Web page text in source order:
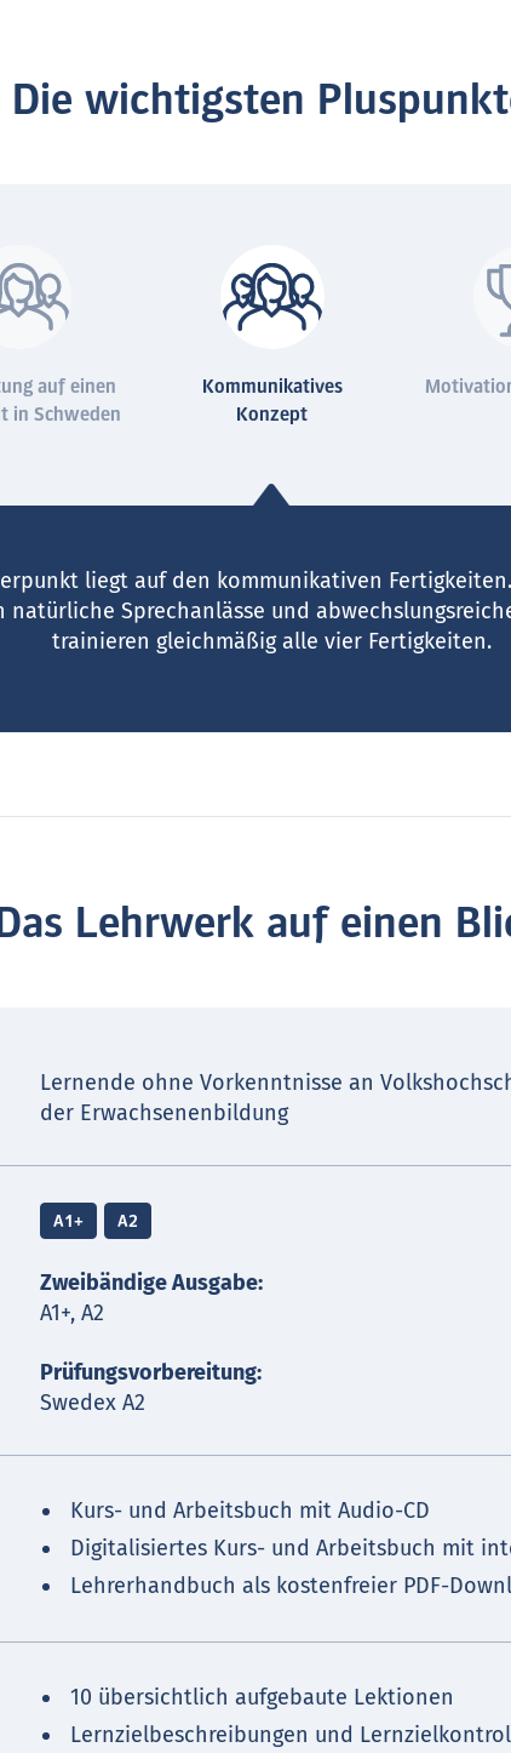
Die wichtigsten
auf einen
in Schweden
Kommunikatives
Konzept
liegt auf den kommunikativen
Sprechanlässe und
trainieren gleichmäßig alle vier Fertigkeiten.
Das Lehrwerk auf einen
Lernende ohne Vorkenntnisse an
der Erwachsenenbildung
A1+ A2
Zweibändige Ausgabe:
A1+, A2
Prüfungsvorbereitung:
Swedex A2
Kurs- und Arbeitsbuch mit Audio-CD
Digitalisiertes Kurs- und Arbeitsbuch mit
Lehrerhandbuch als kostenfreier PDF-
10 übersichtlich aufgebaute Lektionen
Lernzielbeschreibungen und